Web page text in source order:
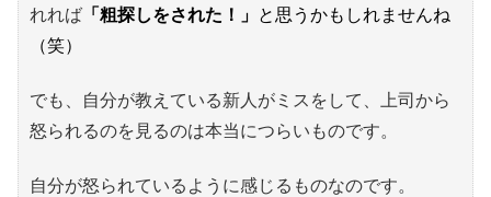
れれば 「粗探しをされた！」 と思うかもしれませんね
（笑）
でも、自分が教えている新人がミスをして、上司から
怒られるのを見るのは本当につらいものです。
自分が怒られているように感じるものなのです。